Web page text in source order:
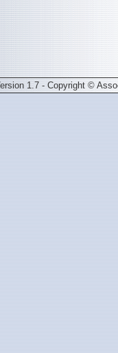
1.7 - Copyright ©